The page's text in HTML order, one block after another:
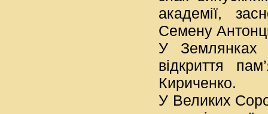
академії,
Семену
У Землянках
відкриття
Кириченко.
У Великих